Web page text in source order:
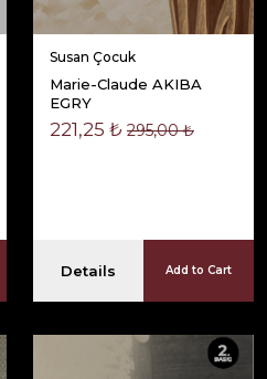
Susan Çocuk
Marie-Claude AKIBA
EGRY
221,25 ₺ 295,00 ₺
Details Add to Cart